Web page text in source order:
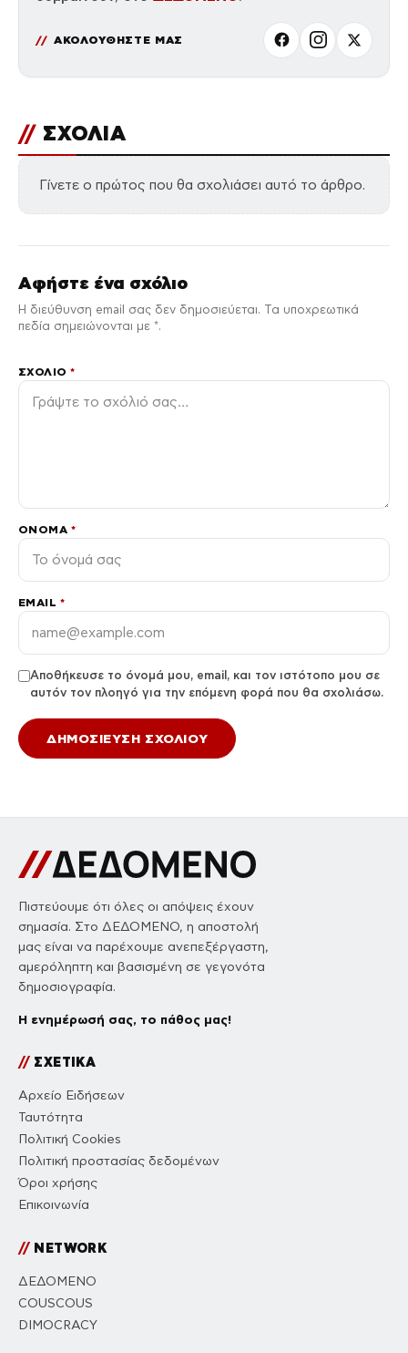
ΑΚΟΛΟΥΘΗΣΤΕ ΜΑΣ
// ΣΧΟΛΙΑ
Γίνετε ο πρώτος που θα σχολιάσει αυτό το άρθρο.
Αφήστε ένα σχόλιο
Η διεύθυνση email σας δεν δημοσιεύεται. Τα υποχρεωτικά
πεδία σημειώνονται με *.
ΣΧΌΛΙΟ*
ΌΝΟΜΑ *
EMAIL *
Αποθήκευσε το όνομά μου, email, και τον ιστότοπο μου σε
αυτόν τον πλοηγό για την επόμενη φορά που θα σχολιάσω.
Πιστεύουμε ότι όλες οι απόψεις έχουν
σημασία. Στο ΔΕΔΟΜΕΝΟ, η αποστολή
μας είναι να παρέχουμε ανεπεξέργαστη,
αμερόληπτη και βασισμένη σε γεγονότα
δημοσιογραφία.
Η ενημέρωσή σας, το πάθος μας!
//ΣΧΕΤΙΚΑ
Αρχείο Ειδήσεων
Ταυτότητα
Πολιτική Cookies
Πολιτική προστασίας δεδομένων
Όροι χρήσης
Επικοινωνία
//NETWORK
ΔΕΔΟΜΕΝΟ
COUSCOUS
DIMOCRACY